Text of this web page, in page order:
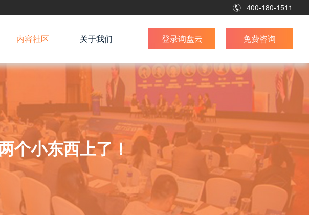
400-180-1511
内容社区 关于我们 登录询盘云 免费咨询
个小东西上了！